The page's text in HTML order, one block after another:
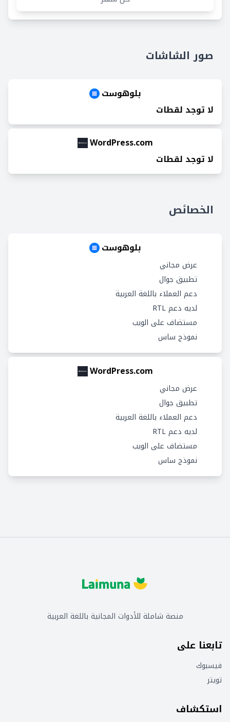
صور الشاشات
بلوهوست
لا توجد لقطات
WordPress.com
لا توجد لقطات
الخصائص
بلوهوست
عرض مجاني
تطبيق جوال
دعم العملاء باللغة العربية
لديه دعم RTL
مستضاف على الويب
نموذج ساس
WordPress.com
عرض مجاني
تطبيق جوال
دعم العملاء باللغة العربية
لديه دعم RTL
مستضاف على الويب
نموذج ساس
منصة شاملة للأدوات المجانية باللغة العربية
تابعنا على
فيسبوك
تويتر
استكشاف